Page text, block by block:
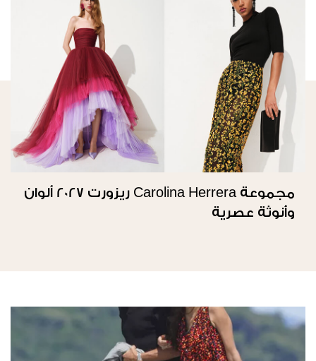
مجموعة Carolina Herrera ريزورت 2027 ألوان
وأنوثة عصرية